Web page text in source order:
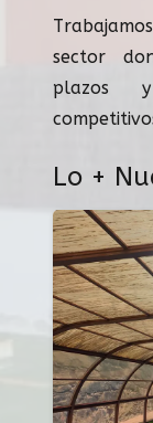
sector
plazos
Lo +